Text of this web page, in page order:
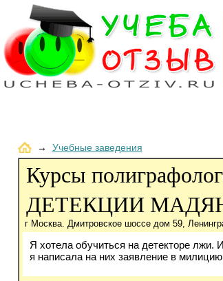
→ Учебные заведения
Курсы
ДЕТЕКЦИИ
г Москва. Дмитровское шоссе дом 59,
Я хотела обучиться на детекторе
я написала на них заявление в